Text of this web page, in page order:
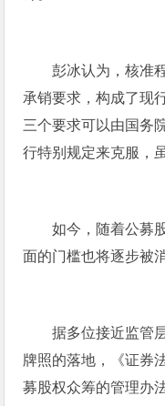
彭冰认为，核准
承销要求，构成了现
三个要求可以由国务
行特别规定来克服，
如今，随着公募
面的门槛也将逐步被
据多位接近监管
牌照的落地，《证券
募股权众筹的管理办